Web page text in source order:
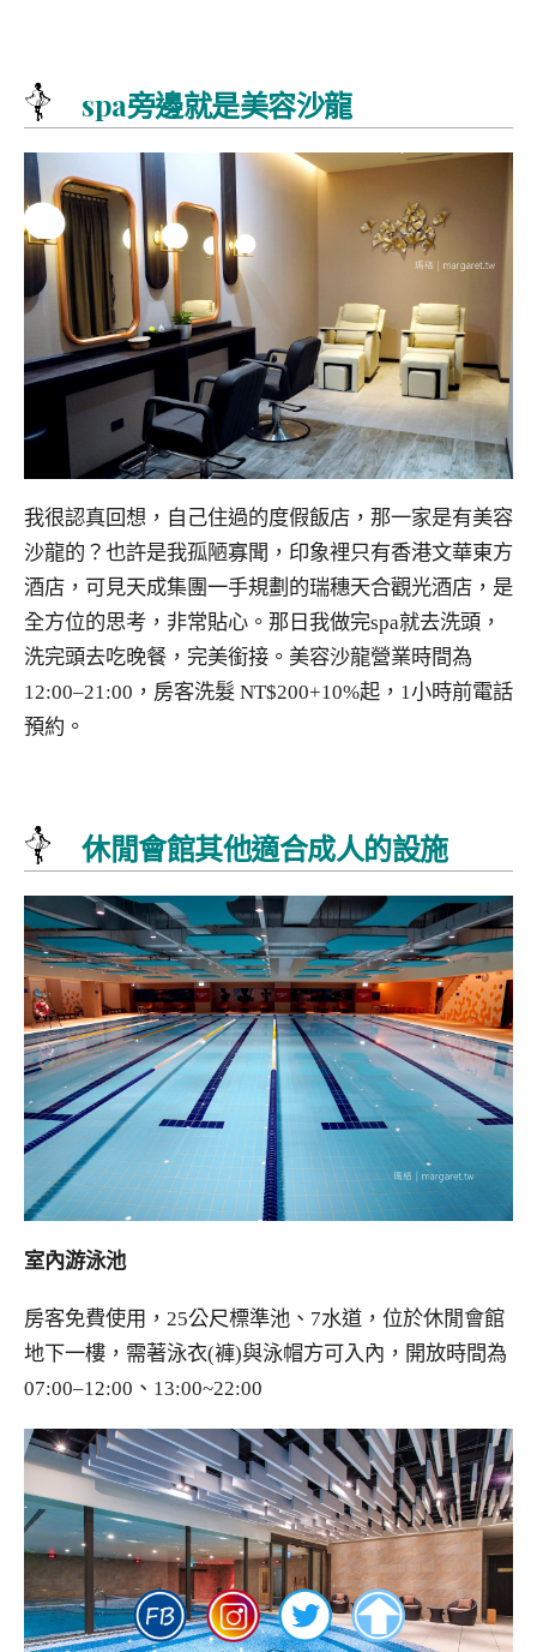
spa旁邊就是美容沙龍
我很認真回想，自己住過的度假飯店，那一家是有美容
沙龍的？也許是我孤陋寡聞，印象裡只有香港文華東方
酒店，可見天成集團一手規劃的瑞穗天合觀光酒店，是
全方位的思考，非常貼心。那日我做完spa就去洗頭，
洗完頭去吃晚餐，完美銜接。美容沙龍營業時間為
12:00–21:00，房客洗髮 NT$200+10%起，1小時前電話
預約。
休閒會館其他適合成人的設施
室內游泳池
房客免費使用，25公尺標準池、7水道，位於休閒會館
地下一樓，需著泳衣(褲)與泳帽方可入內，開放時間為
07:00–12:00、13:00~22:00